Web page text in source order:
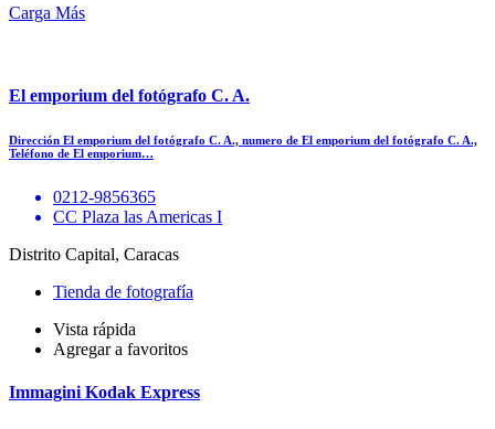
Carga Más
El emporium del fotógrafo C. A.
Dirección El emporium del fotógrafo C. A., numero de El emporium del fotógrafo C. A.,
Teléfono de El emporium…
0212-9856365
CC Plaza las Americas I
Distrito Capital, Caracas
Tienda de fotografía
Vista rápida
Agregar a favoritos
Immagini Kodak Express